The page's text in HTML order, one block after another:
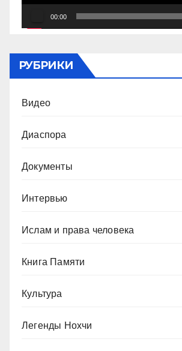
00:00
РУБРИКИ
Видео
Диаспора
Документы
Интервью
Ислам и права человека
Книга Памяти
Культура
Легенды Нохчи